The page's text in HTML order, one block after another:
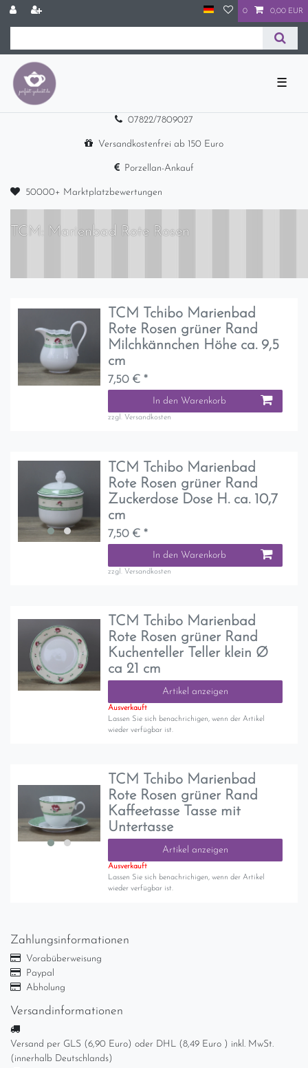
0 0,00 EUR
☰
07822/7809027
Versandkostenfrei ab 150 Euro
Porzellan-Ankauf
50000+ Marktplatzbewertungen
TCM: Marienbad Rote Rosen
TCM Tchibo Marienbad
Rote Rosen grüner Rand
Milchkännchen Höhe ca. 9,5
cm
7,50 € *
In den Warenkorb
zzgl. Versandkosten
TCM Tchibo Marienbad
Rote Rosen grüner Rand
Zuckerdose Dose H. ca. 10,7
cm
7,50 € *
In den Warenkorb
zzgl. Versandkosten
TCM Tchibo Marienbad
Rote Rosen grüner Rand
Kuchenteller Teller klein Ø
ca 21 cm
Artikel anzeigen
Ausverkauft
Lassen Sie sich benachrichigen, wenn der Artikel
wieder verfügbar ist.
TCM Tchibo Marienbad
Rote Rosen grüner Rand
Kaffeetasse Tasse mit
Untertasse
Artikel anzeigen
Ausverkauft
Lassen Sie sich benachrichigen, wenn der Artikel
wieder verfügbar ist.
Zahlungsinformationen
Vorabüberweisung
Paypal
Abholung
Versandinformationen
Versand per GLS (6,90 Euro) oder DHL (8,49 Euro ) inkl. MwSt.
(innerhalb Deutschlands)